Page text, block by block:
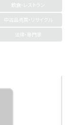
飲食・レストラン
中古品売買・リサイクル
法律・専門家